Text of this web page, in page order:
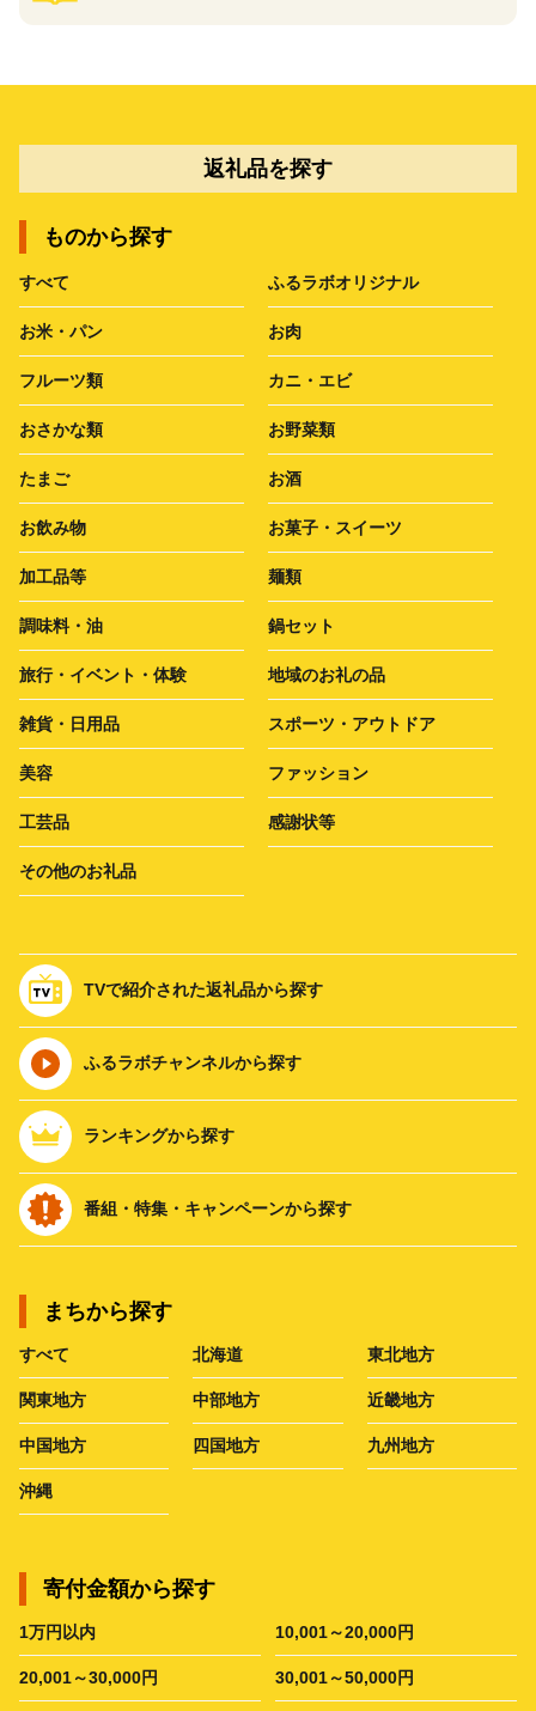
返礼品を探す
ものから探す
すべて ふるラボオリジナル
お米・パン お肉
フルーツ類 カニ・エビ
おさかな類 お野菜類
たまご お酒
お飲み物 お菓子・スイーツ
加工品等 麺類
調味料・油 鍋セット
旅行・イベント・体験 地域のお礼の品
雑貨・日用品 スポーツ・アウトドア
美容 ファッション
工芸品 感謝状等
その他のお礼品
TVで紹介された返礼品から探す
ふるラボチャンネルから探す
ランキングから探す
番組・特集・キャンペーンから探す
まちから探す
すべて 北海道 東北地方
関東地方 中部地方 近畿地方
中国地方 四国地方 九州地方
沖縄
寄付金額から探す
1万円以内 10,001～20,000円
20,001～30,000円 30,001～50,000円